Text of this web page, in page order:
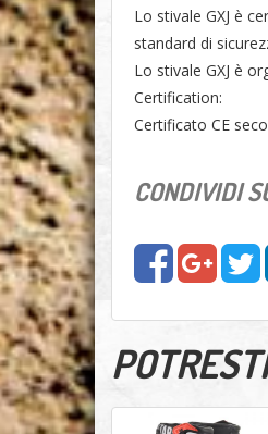
Lo stivale GXJ è
standard di
Lo stivale GXJ è
Certification:
Certificato CE
CONDIVIDI